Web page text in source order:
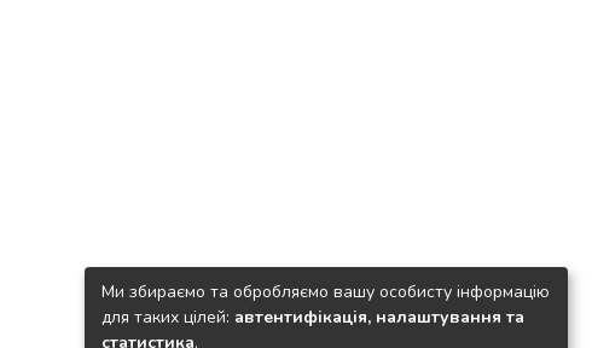
Ми збираємо та обробляємо вашу особисту інформацію
для таких цілей: автентифікація, налаштування та
статистика.